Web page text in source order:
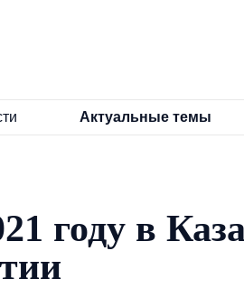
Актуальные темы
году в